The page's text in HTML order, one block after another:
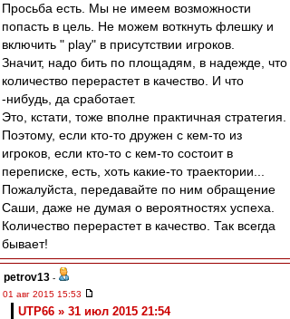
Просьба есть. Мы не имеем возможности
попасть в цель. Не можем воткнуть флешку и
включить " рlay" в присутствии игроков.
Значит, надо бить по площадям, в надежде, что
количество перерастет в качество. И что
-нибудь, да сработает.
Это, кстати, тоже вполне практичная стратегия.
Поэтому, если кто-то дружен с кем-то из
игроков, если кто-то с кем-то состоит в
переписке, есть, хоть какие-то траектории...
Пожалуйста, передавайте по ним обращение
Саши, даже не думая о вероятностях успеха.
Количество перерастет в качество. Так всегда
бывает!
petrov13 -
01 авг 2015 15:53
UTP66 » 31 июл 2015 21:54